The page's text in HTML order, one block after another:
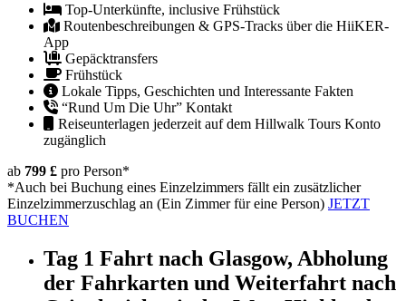
Top-Unterkünfte, inclusive Frühstück
Routenbeschreibungen & GPS-Tracks über die HiiKER-
App
Gepäcktransfers
Frühstück
Lokale Tipps, Geschichten und Interessante Fakten
“Rund Um Die Uhr” Kontakt
Reiseunterlagen jederzeit auf dem Hillwalk Tours Konto
zugänglich
ab 799 £ pro Person*
*Auch bei Buchung eines Einzelzimmers fällt ein zusätzlicher
Einzelzimmerzuschlag an (Ein Zimmer für eine Person) JETZT
BUCHEN
Tag 1 Fahrt nach Glasgow, Abholung
der Fahrkarten und Weiterfahrt nach